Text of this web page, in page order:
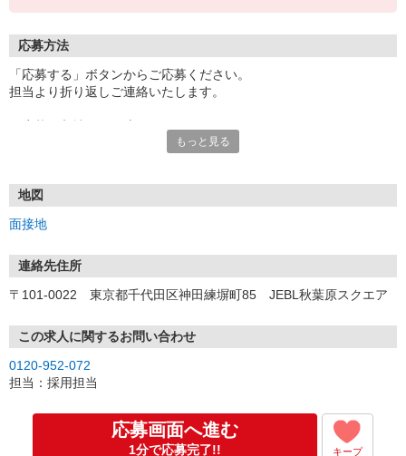
応募方法
「応募する」ボタンからご応募ください。
担当より折り返しご連絡いたします。
*来社面接またはオンライン面接が可能です。
（応募情報不足の場合は、履歴書・職務経歴書を頂くケースがあ
▼内定（面接後、最短翌営業日）
*当社より内定通知をお送りします。
*内定にご承諾いただけましたら、採用決定となります。
*当社の正社員としてご入社いただきます。
*辞令の授与、オリエンテーションをお受けいただきます。
▼配属先の決定（★）
*当社が配属先を決定します。
▼就業開始
*配属先にて、当社の派遣スタッフとしてご就業いただきます。
もっと見る
地図
面接地
連絡先住所
〒101-0022 東京都千代田区神田練塀町85 JEBL秋葉原スクエア
この求人に関するお問い合わせ
0120-952-072
担当：採用担当
応募画面へ進む
1分で応募完了!! キープ